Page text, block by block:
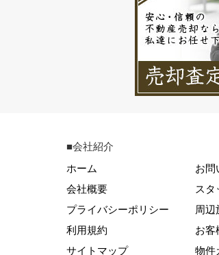
■会社紹介
ホーム
会社概要
プライバシーポリシー
利用規約
サイトマップ
お問
スタ
周辺
お客
物件